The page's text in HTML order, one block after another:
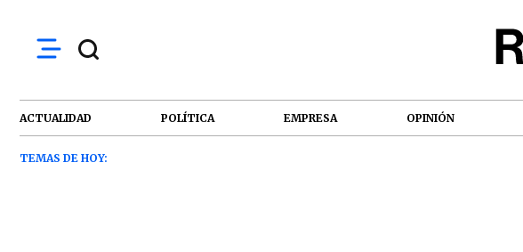
ACTUALIDAD POLÍTICA EMPRESA OPINIÓN
TEMAS DE HOY: